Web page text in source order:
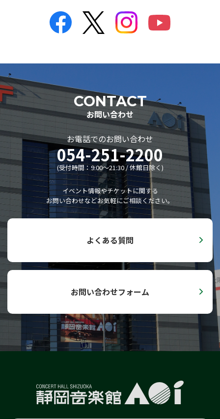
レジデンシャル･アーティスト
リンク集
静岡音楽館倶楽部
AOIボランティア
AOIボランティア
ボランティアの活動
募集のお知らせ
子ども音楽館
子ども音楽館
0歳児からのファミリー･コンサート
小学校高学年のためのオルガンコンサート
AOI通信
セキュリティーポリシー
サイトポリシー
CONTACT
お問い合わせ
お電話でのお問い合わせ
054-251-2200
(受付時間：9:00〜21:30 / 休館日除く)
イベント情報やチケットに関する
お問い合わせなどお気軽にご相談ください。
よくある質問
お問い合わせフォーム